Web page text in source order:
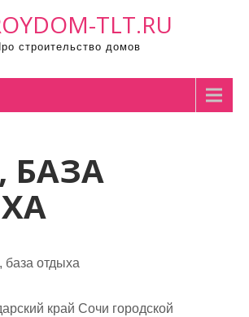
TLT.RU
строительство домов
БАЗА
база отдыха
край Сочи городской